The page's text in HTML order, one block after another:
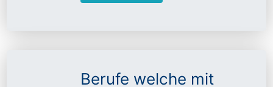
Berufe welche mit